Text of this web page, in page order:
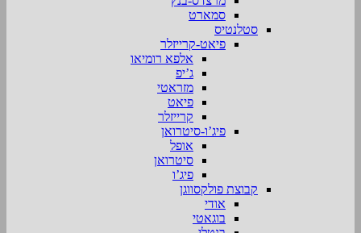
סמארט
סטלנטיס
פיאט-קרייזלר
אלפא רומיאו
ג’יפ
מזראטי
פיאט
קרייזלר
פיג’ו-סיטרואן
אופל
סיטרואן
פיג’ו
קבוצת פולקסווגן
אודי
בוגאטי